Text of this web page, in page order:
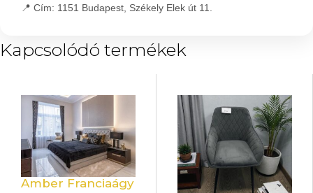
📍 Cím: 1151 Budapest, Székely Elek út 11.
Kapcsolódó termékek
Amber Franciaágy